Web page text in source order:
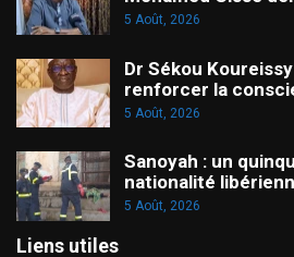
5 Août, 2026
Dr Sékou
renforcer la
5 Août, 2026
Sanoyah : un
nationalité
5 Août, 2026
Liens utiles